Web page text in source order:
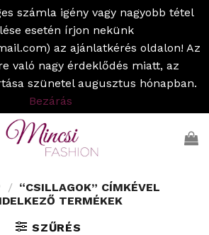
számla igény vagy nagyobb tétel
esetén írjon nekünk
az ajánlatkérés oldalon! Az
való nagy érdeklődés miatt, az
szünetel augusztus hónapban.
Bezárás
/ “CSILLAGOK” CÍMKÉVEL
TERMÉKEK
SZŰRÉS